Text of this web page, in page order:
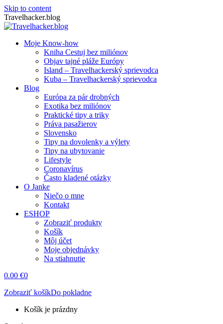
Skip to content
Travelhacker.blog
Moje Know-how
Kniha Cestuj bez miliónov
Objav tajné pláže Európy
Island – Travelhackerský sprievodca
Kuba – Travelhackerský sprievodca
Blog
Európa za pár drobných
Exotika bez miliónov
Praktické tipy a triky
Práva pasažierov
Slovensko
Tipy na dovolenky a výlety
Tipy na ubytovanie
Lifestyle
Coronavírus
Často kladené otázky
O Janke
Niečo o mne
Kontakt
ESHOP
Zobraziť produkty
Košík
Môj účet
Moje objednávky
Na stiahnutie
0.00 €0
Zobraziť košíkDo pokladne
Košík je prázdny